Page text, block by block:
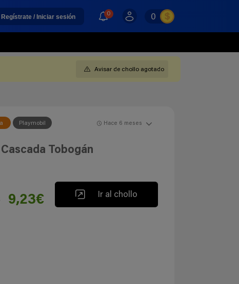
Regístrate / Iniciar sesión 0 0
Avisar de chollo agotado
Playmobil Hace 6 meses
Tobogán
9,23€ Ir al chollo